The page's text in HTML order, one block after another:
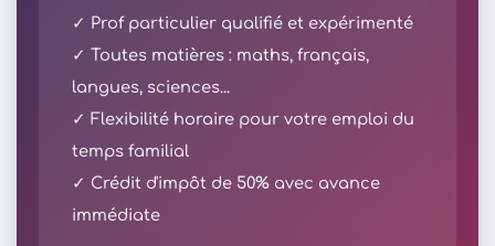
✓ Prof particulier qualifié et expérimenté
✓ Toutes matières : maths, français,
langues, sciences...
✓ Flexibilité horaire pour votre emploi du
temps familial
✓ Crédit d'impôt de 50% avec avance
immédiate